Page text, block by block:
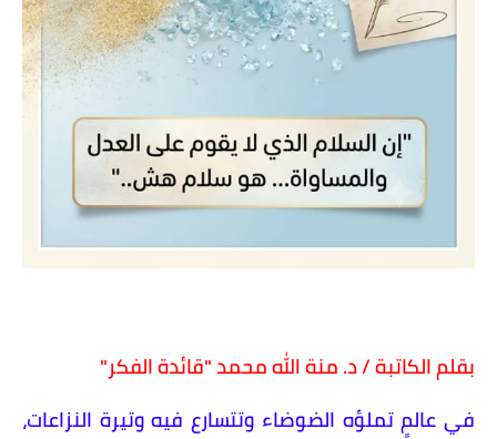
​بقلم الكاتبة / د. منة الله محمد "قائدة الفكر"
​في عالمٍ تملؤه الضوضاء وتتسارع فيه وتيرة النزاعات،